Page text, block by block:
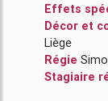
Effets
Décor et
Liège
Régie
Stagiaire